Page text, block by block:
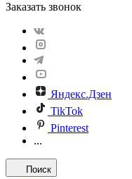
Заказать звонок
Яндекс.Дзен
TikTok
Pinterest
...
Поиск